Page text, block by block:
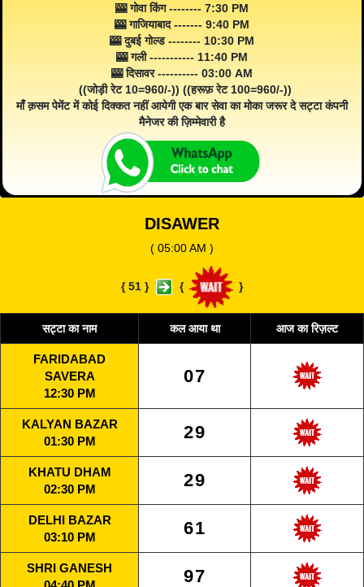
🎰 गोवा किंग -------- 7:30 PM
🎰 गाजियाबाद ------- 9:40 PM
🎰 दुबई गोल्ड -------- 10:30 PM
🎰 गली ----------- 11:40 PM
🎰 दिसावर ---------- 03:00 AM
((जोड़ी रेट 10=960/-)) ((हरूफ़ रेट 100=960/-))
माँ क़सम पेमेंट में कोई दिक्कत नहीं आयेगी एक बार सेवा का मोका जरूर दे सट्टा कंपनी
मैनेजर की ज़िम्मेवारी है
DISAWER
( 05:00 AM )
{51 } { }
सट्टा का नाम कल आया था आज का रिज़ल्ट
FARIDABAD
SAVERA
12:30 PM
07
KALYAN BAZAR
01:30 PM
29
KHATU DHAM
02:30 PM
29
DELHI BAZAR
03:10 PM
61
SHRI GANESH
97